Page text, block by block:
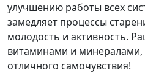
улучшению работы всех
замедляет процессы
молодость и активность.
витаминами и минералами,
отличного самочувствия!